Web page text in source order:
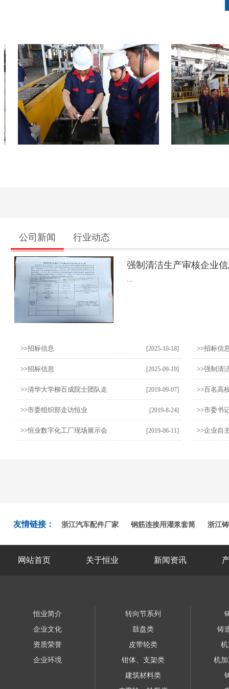
公司新闻 行业动态
强制清洁生产审核企业
...
>>招标信息 [2025-10-18] >>招标信
>>招标信息 [2025-09-19] >>强制清
>>清华大学柳百成院士团队走 [2019-09-07] >>百名高
>>市委组织部走访恒业 [2019-8-24] >>市委书
>>恒业数字化工厂现场展示会 [2019-06-11] >>企业自
友情链接： 浙江汽车配件厂家 钢筋连接用灌浆套筒 浙江
网站首页 关于恒业 新闻资讯
恒业简介
企业文化
资质荣誉
企业环境
转向节系列
鼓盘类
皮带轮类
钳体、支架类
建筑材料类
铸
机